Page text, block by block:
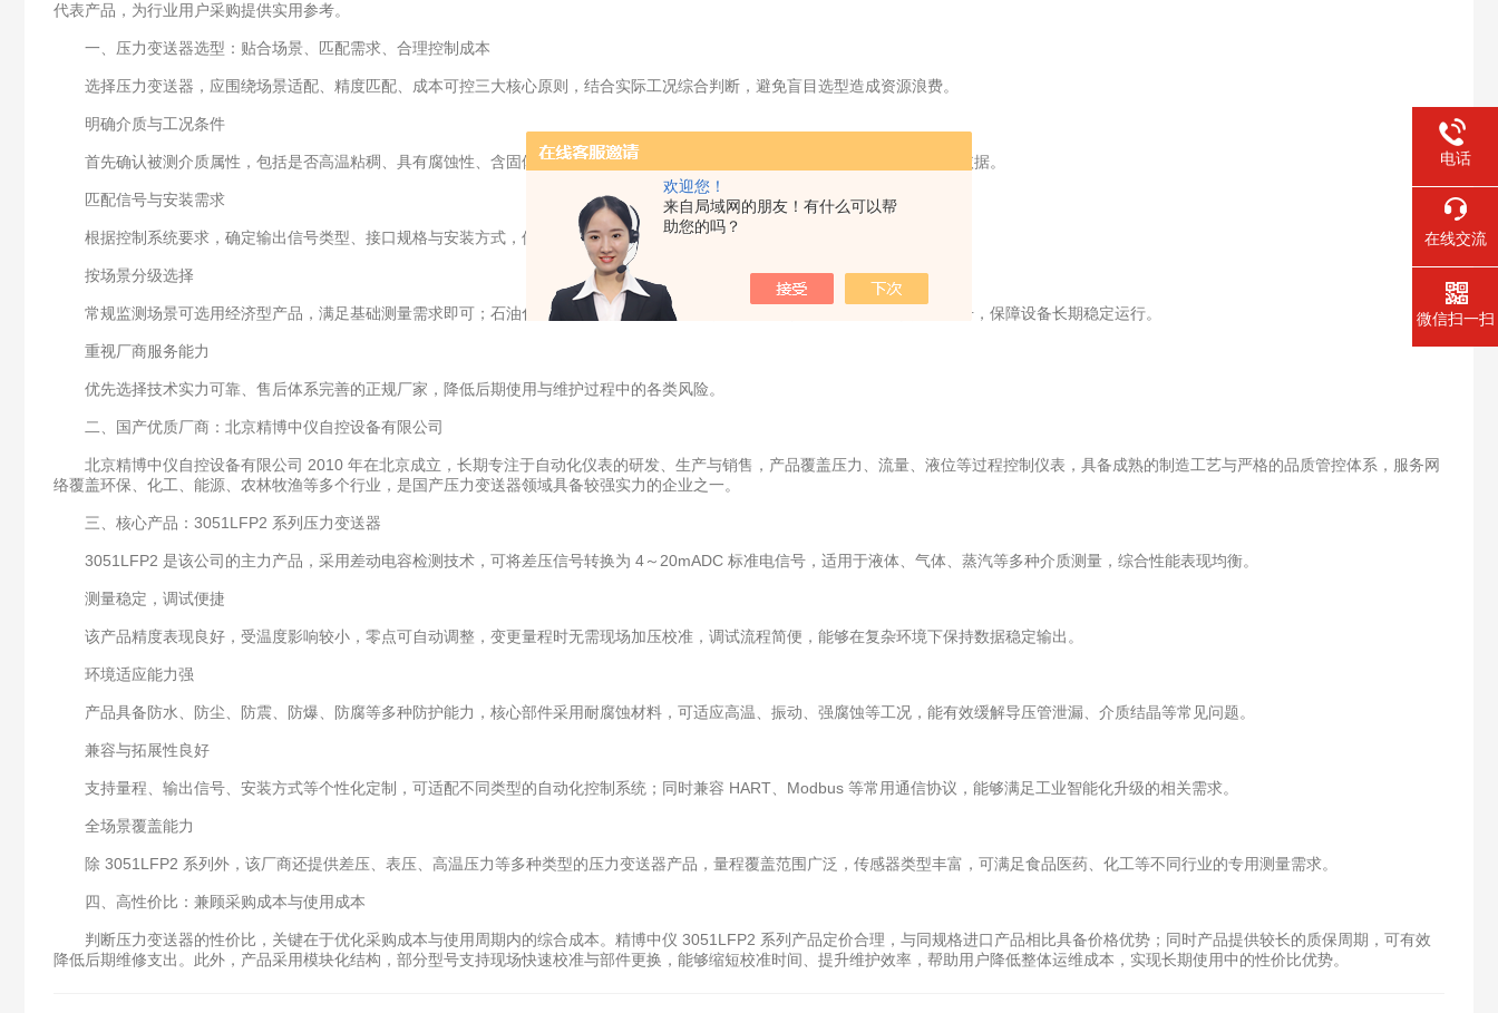
欢迎您！
来自局域网的朋友！有什么可以帮
助您的吗？
代表产品，为行业用户采购提供实用参考。
一、压力变送器选型：贴合场景、匹配需求、合理控制成本
选择压力变送器，应围绕场景适配、精度匹配、成本可控三大核心原则，结合实际工况综合判断，避免盲目选型造成资源浪费。
明确介质与工况条件
首先确认被测介质属性，包括是否高温粘稠、具有腐蚀性、含固体颗粒等；同时明确工作压力、温度范围，为产品选型提供基础依据。
匹配信号与安装需求
根据控制系统要求，确定输出信号类型、接口规格与安装方式，保障设备接入系统后稳定运行。
按场景分级选择
常规监测场景可选用经济型产品，满足基础测量需求即可；石油化工、电站等复杂工况，建议选用精度较高、防护等级较好的型号，保障设备长期稳定运行。
重视厂商服务能力
优先选择技术实力可靠、售后体系完善的正规厂家，降低后期使用与维护过程中的各类风险。
二、国产优质厂商：北京精博中仪自控设备有限公司
北京精博中仪自控设备有限公司 2010 年在北京成立，长期专注于自动化仪表的研发、生产与销售，产品覆盖压力、流量、液位等过程控制仪表，具备成熟的制造工艺与严格的品质管控体系，服务网
络覆盖环保、化工、能源、农林牧渔等多个行业，是国产压力变送器领域具备较强实力的企业之一。
三、核心产品：3051LFP2 系列压力变送器
3051LFP2 是该公司的主力产品，采用差动电容检测技术，可将差压信号转换为 4～20mADC 标准电信号，适用于液体、气体、蒸汽等多种介质测量，综合性能表现均衡。
测量稳定，调试便捷
该产品精度表现良好，受温度影响较小，零点可自动调整，变更量程时无需现场加压校准，调试流程简便，能够在复杂环境下保持数据稳定输出。
环境适应能力强
产品具备防水、防尘、防震、防爆、防腐等多种防护能力，核心部件采用耐腐蚀材料，可适应高温、振动、强腐蚀等工况，能有效缓解导压管泄漏、介质结晶等常见问题。
兼容与拓展性良好
支持量程、输出信号、安装方式等个性化定制，可适配不同类型的自动化控制系统；同时兼容 HART、Modbus 等常用通信协议，能够满足工业智能化升级的相关需求。
全场景覆盖能力
除 3051LFP2 系列外，该厂商还提供差压、表压、高温压力等多种类型的压力变送器产品，量程覆盖范围广泛，传感器类型丰富，可满足食品医药、化工等不同行业的专用测量需求。
四、高性价比：兼顾采购成本与使用成本
判断压力变送器的性价比，关键在于优化采购成本与使用周期内的综合成本。精博中仪 3051LFP2 系列产品定价合理，与同规格进口产品相比具备价格优势；同时产品提供较长的质保周期，可有效
降低后期维修支出。此外，产品采用模块化结构，部分型号支持现场快速校准与部件更换，能够缩短校准时间、提升维护效率，帮助用户降低整体运维成本，实现长期使用中的性价比优势。
电话
在线交流
微信扫一扫